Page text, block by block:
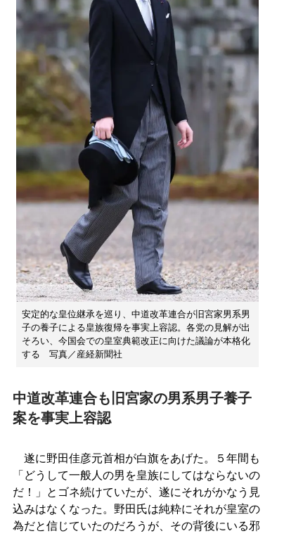
安定的な皇位継承を巡り、中道改革連合が旧宮家男系男
子の養子による皇族復帰を事実上容認。各党の見解が出
そろい、今国会での皇室典範改正に向けた議論が本格化
する 写真／産経新聞社
中道改革連合も旧宮家の男系男子養子
案を事実上容認
遂に野田佳彦元首相が白旗をあげた。５年間も
「どうして一般人の男を皇族にしてはならないの
だ！」とゴネ続けていたが、遂にそれがかなう見
込みはなくなった。野田氏は純粋にそれが皇室の
為だと信じていたのだろうが、その背後にいる邪